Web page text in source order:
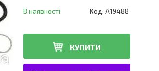
В наявності Код: A19488
КУПИТИ